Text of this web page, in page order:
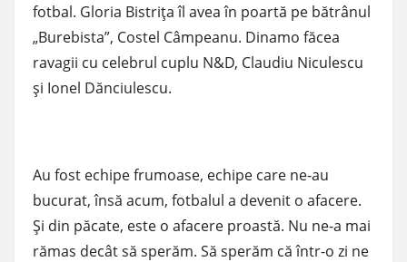
fotbal. Gloria Bistriţa îl avea în poartă pe bătrânul
„Burebista”, Costel Câmpeanu. Dinamo făcea
ravagii cu celebrul cuplu N&D, Claudiu Niculescu
şi Ionel Dănciulescu.
Au fost echipe frumoase, echipe care ne-au
bucurat, însă acum, fotbalul a devenit o afacere.
Şi din păcate, este o afacere proastă. Nu ne-a mai
rămas decât să sperăm. Să sperăm că într-o zi ne